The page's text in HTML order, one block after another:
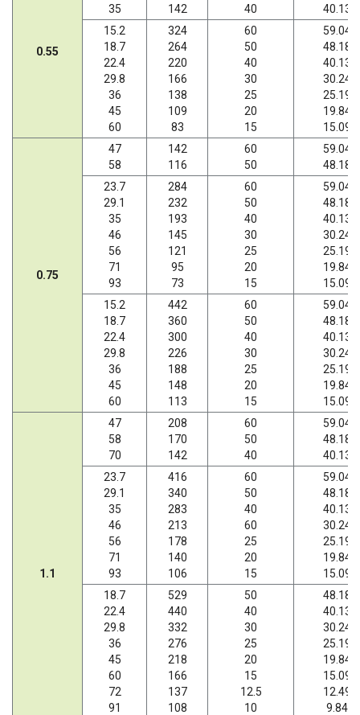
0.55
35
142
40
40.13
15.2
18.7
22.4
29.8
36
45
60
324
264
220
166
138
109
83
60
50
40
30
25
20
15
59.04
48.18
40.13
30.24
25.19
19.84
15.09
0.75
47
58
142
116
60
50
59.04
48.18
23.7
29.1
35
46
56
71
93
284
232
193
145
121
95
73
60
50
40
30
25
20
15
59.04
48.18
40.13
30.24
25.19
19.84
15.09
15.2
18.7
22.4
29.8
36
45
60
442
360
300
226
188
148
113
60
50
40
30
25
20
15
59.04
48.18
40.13
30.24
25.19
19.84
15.09
1.1
47
58
70
208
170
142
60
50
40
59.04
48.18
40.13
23.7
29.1
35
46
56
71
93
416
340
283
213
178
140
106
60
50
40
60
25
20
15
59.04
48.18
40.13
30.24
25.19
19.84
15.09
18.7
22.4
29.8
36
45
60
72
91
529
440
332
276
218
166
137
108
50
40
30
25
20
15
12.5
10
48.18
40.13
30.24
25.19
19.84
15.09
12.49
9.84